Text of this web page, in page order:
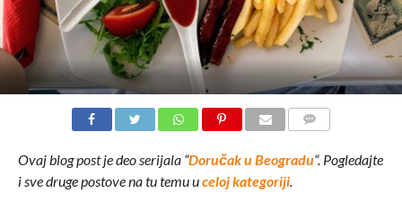
Ovaj blog post je deo serijala “Doručak u Beogradu“. Pogledajte
i sve druge postove na tu temu uceloj kategoriji.